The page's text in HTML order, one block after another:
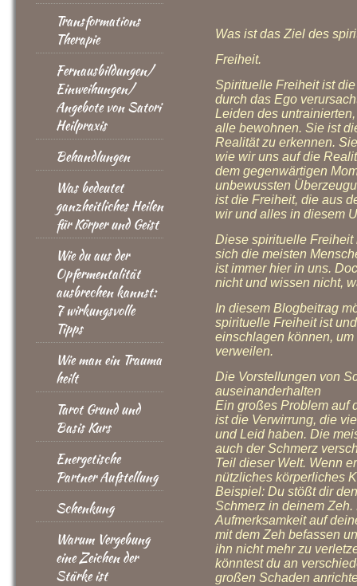
Transformations
Therapie
Fernausbildungen/
Einweihungen/
Angebote von Satori
Heilpraxis
Behandlungen
Was bedeutet
ganzheitliches Heilen
für Körper und Geist
Wie du aus der
Opfermentalität
ausbrechen kannst:
7 wirkungsvolle
Tipps
Wie man ein Trauma
heilt
Tarot Grund und
Basis Kurs
Energetische
Partner Aufstellung
Schenkung
Warum Vergebung
eine Zeichen der
Stärke ist
Was ist das Ziel des
Freiheit.
Spirituelle Freiheit ist
durch das Ego
Leiden des
alle bewohnen. Sie ist
Realität zu erkennen.
wie wir uns auf die
dem gegenwärtigen
unbewussten
ist die Freiheit, die aus
wir und alles in diesem
Diese spirituelle
sich die meisten
ist immer hier in uns.
nicht und wissen nicht,
In diesem Blogbeitrag
spirituelle Freiheit ist
einschlagen können,
verweilen.
Die Vorstellungen von
auseinanderhalten
Ein großes Problem auf
ist die Verwirrung, die
und Leid haben. Die
auch der Schmerz
Teil dieser Welt. Wenn
nützliches körperliches
Beispiel: Du stößt dir
Schmerz in deinem
Aufmerksamkeit auf
mit dem Zeh befassen
ihn nicht mehr zu
könntest du an
großen Schaden